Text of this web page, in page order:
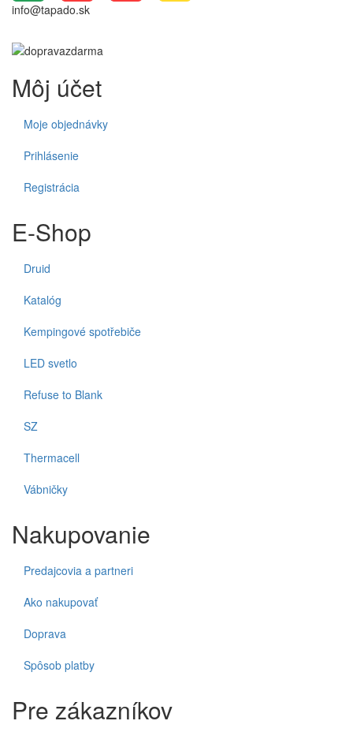
info@tapado.sk
Môj účet
Moje objednávky
Prihlásenie
Registrácia
E-Shop
Druid
Katalóg
Kempingové spotřebiče
LED svetlo
Refuse to Blank
SZ
Thermacell
Vábničky
Nakupovanie
Predajcovia a partneri
Ako nakupovať
Doprava
Spôsob platby
Pre zákazníkov